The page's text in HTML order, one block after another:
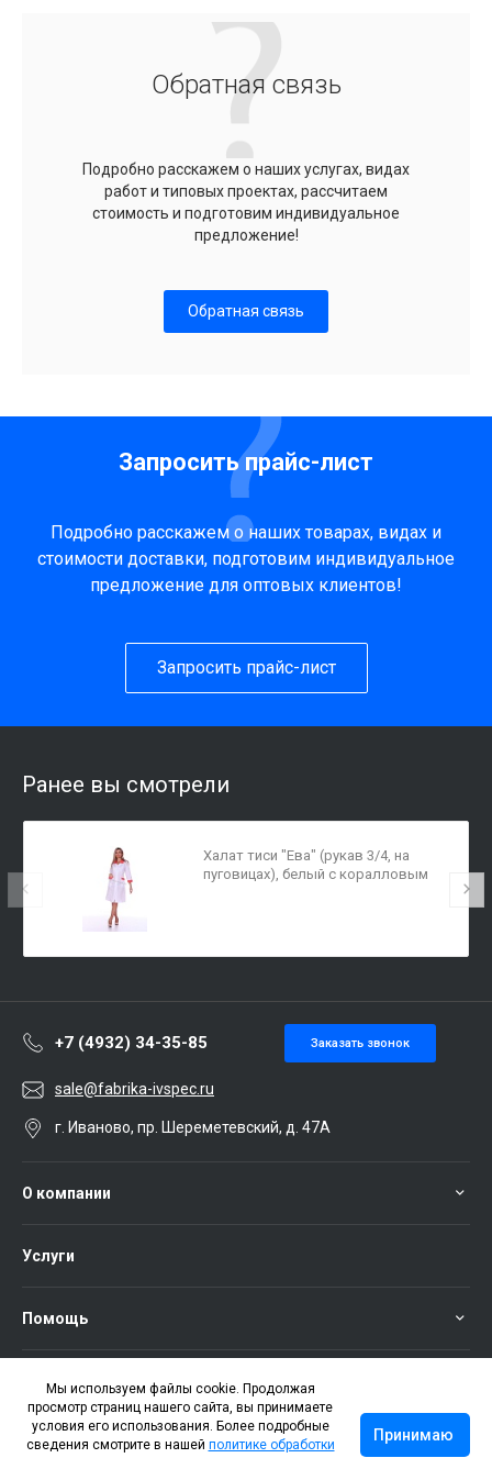
Обратная связь
Подробно расскажем о наших услугах, видах
работ и типовых проектах, рассчитаем
стоимость и подготовим индивидуальное
предложение!
Обратная связь
Запросить прайс-лист
Подробно расскажем о наших товарах, видах и
стоимости доставки, подготовим индивидуальное
предложение для оптовых клиентов!
Запросить прайс-лист
Ранее вы смотрели
Халат тиси "Ева" (рукав 3/4, на
пуговицах), белый с коралловым
+7 (4932) 34-35-85 Заказать звонок
sale@fabrika-ivspec.ru
г. Иваново, пр. Шереметевский, д. 47А
О компании
Услуги
Помощь
Мы используем файлы cookie. Продолжая
просмотр страниц нашего сайта, вы принимаете
условия его использования. Более подробные
сведения смотрите в нашей политике обработки
Принимаю